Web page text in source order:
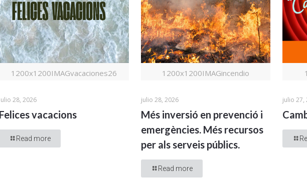
1200x1200IMAGvacaciones26
28, 2026
vacacions
Read more
1200x1200IMAGincendio
julio 28, 2026
Més inversió en prevenció i
emergències. Més recursos
per als serveis públics.
Read more
julio 27,